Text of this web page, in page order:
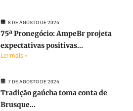
8 DE AGOSTO DE 2026
75ª Pronegócio: AmpeBr projeta
expectativas positivas...
Ler mais »
7 DE AGOSTO DE 2026
Tradição gaúcha toma conta de
Brusque...